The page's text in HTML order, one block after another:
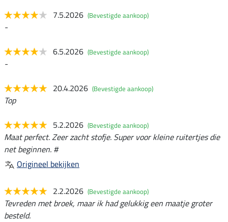
7.5.2026 (Bevestigde aankoop)
-
6.5.2026 (Bevestigde aankoop)
-
20.4.2026 (Bevestigde aankoop)
Top
5.2.2026 (Bevestigde aankoop)
Maat perfect. Zeer zacht stofje. Super voor kleine ruitertjes die
net beginnen. #
Origineel bekijken
2.2.2026 (Bevestigde aankoop)
Tevreden met broek, maar ik had gelukkig een maatje groter
besteld.